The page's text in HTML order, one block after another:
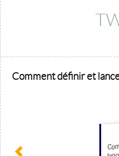
Comment définir et